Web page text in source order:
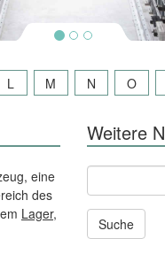
L M N O
eine
des
Lager,
Weitere
Andere
News
und
Seiten
durchsuchen